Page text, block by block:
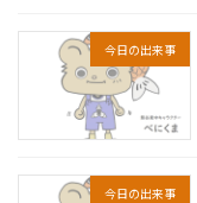
今日の出来事
今日の出来事